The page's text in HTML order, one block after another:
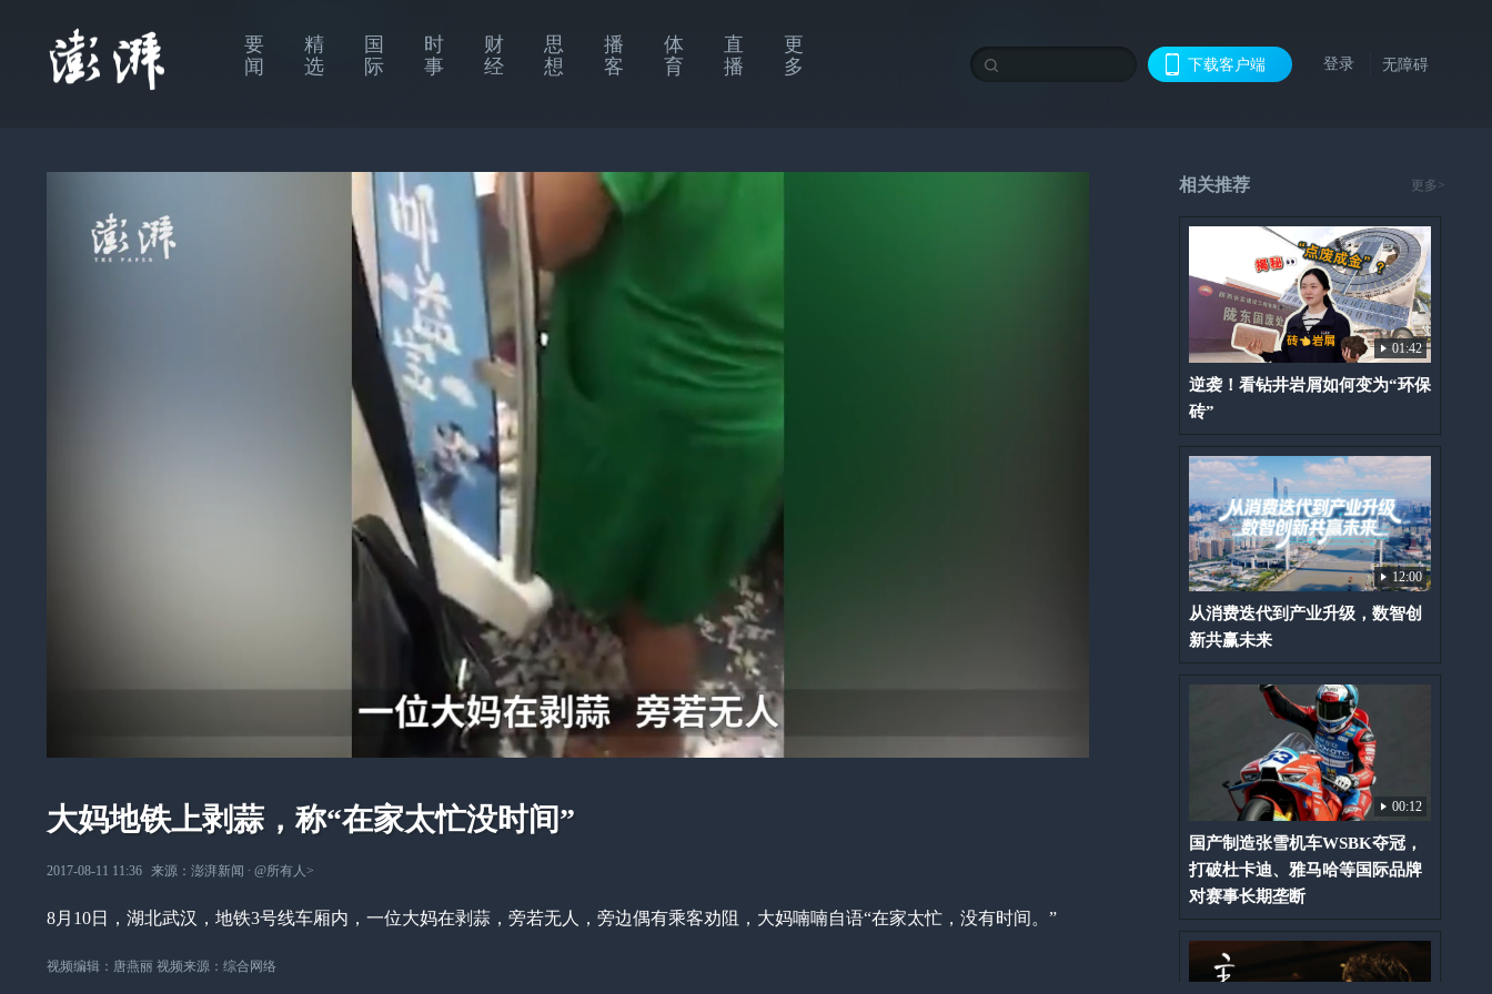
要
闻
精
选
国
际
时
事
财
经
思
想
播
客
体
育
直
播
更
多
下载客户端 登录 无障碍
大妈地铁上剥蒜，称“在家太忙没时间”
2017-08-11 11:36 来源： 澎湃新闻 ∙ @所有人 >
8月10日，湖北武汉，地铁3号线车厢内，一位大妈在剥蒜，旁若无人，旁边偶有乘客劝阻，大妈喃喃自语“在家太忙，没有时间。”
视频编辑：唐燕丽 视频来源：综合网络
相关推荐 更多>
01:42
逆袭！看钻井岩屑如何变为“环保
砖”
12:00
从消费迭代到产业升级，数智创
新共赢未来
00:12
国产制造张雪机车WSBK夺冠，
打破杜卡迪、雅马哈等国际品牌
对赛事长期垄断